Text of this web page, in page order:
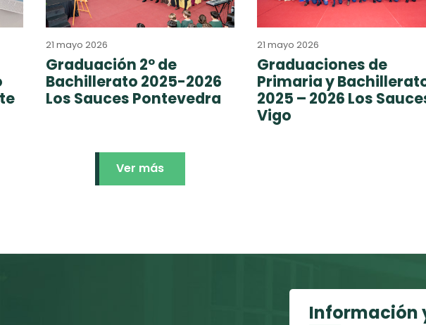
21 mayo 2026
Graduación 2º de
Bachillerato 2025-2026
Los Sauces Pontevedra
21 mayo 2026
Graduaciones de
Primaria y
2025 – 2026 Los
Vigo
Ver más
Información